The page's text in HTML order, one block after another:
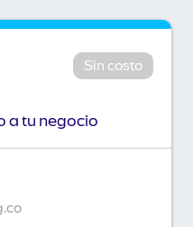
Sin costo
a tu negocio